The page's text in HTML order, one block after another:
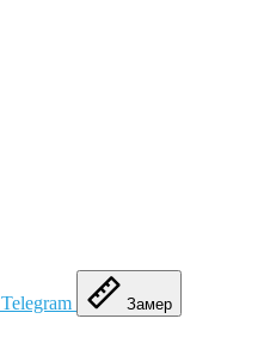
Telegram Замер